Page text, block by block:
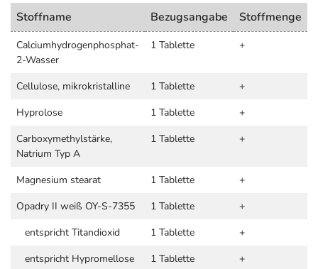
Stoffname Bezugsangabe Stoffmenge
Calciumhydrogenphosphat-
2-Wasser
1 Tablette +
Cellulose, mikrokristalline 1 Tablette
+
Hyprolose
1 Tablette
+
Carboxymethylstärke,
Natrium Typ A
1 Tablette +
Magnesium stearat 1 Tablette
+
Opadry II weiß OY-S-7355
1 Tablette
+
entspricht Titandioxid
1 Tablette
+
entspricht Hypromellose
1 Tablette +